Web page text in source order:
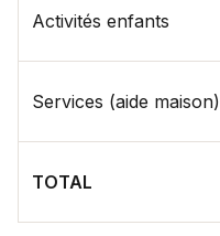
Activités enfants
Services (aide maison)
TOTAL